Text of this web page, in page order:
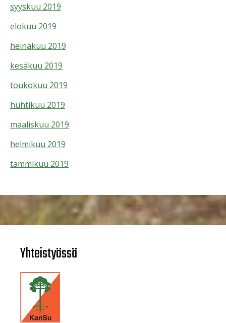
syyskuu 2019
elokuu 2019
heinäkuu 2019
kesäkuu 2019
toukokuu 2019
huhtikuu 2019
maaliskuu 2019
helmikuu 2019
tammikuu 2019
Yhteistyössä